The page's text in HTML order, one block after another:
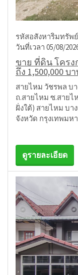
รหัสอสังหาริมทรัพย์
วันที่เวลา 05/08/
ขาย ที่ดิน โครง
ถึง 1,500,000 บ
สายไหม วัชรพล บ
ถ.สายไหม ซ.สายไ
ฝั่งใต้) สายไหม บา
จังหวัด กรุงเทพมห
ดูรายละเอียด